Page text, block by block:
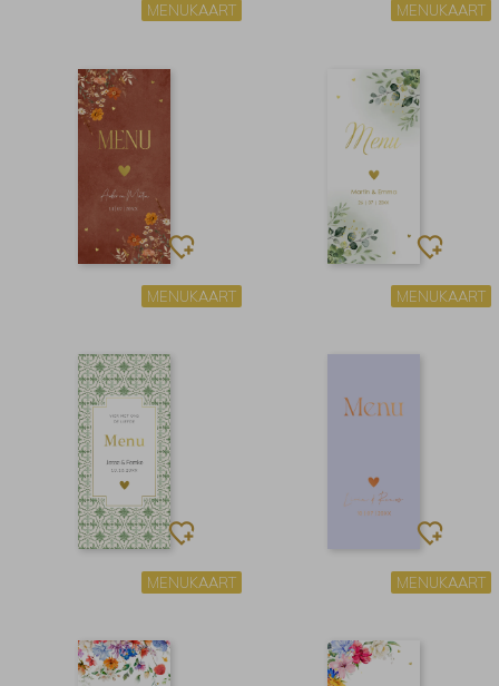
MENUKAART MENUKAART
MENUKAART MENUKAART
MENUKAART MENUKAART